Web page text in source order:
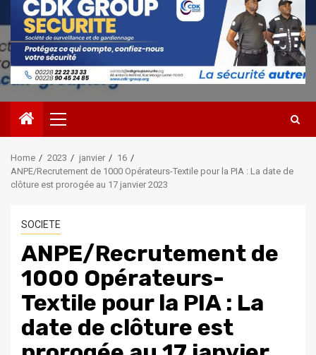
Primary
Menu
Home 2023 janvier
16
ANPE/Recrutement de 1000 Opérateurs-Textile pour la PIA : La date de
clôture est prorogée au 17 janvier 2023
SOCIETE
ANPE/Recrutement de
1000 Opérateurs-
Textile pour la PIA : La
date de clôture est